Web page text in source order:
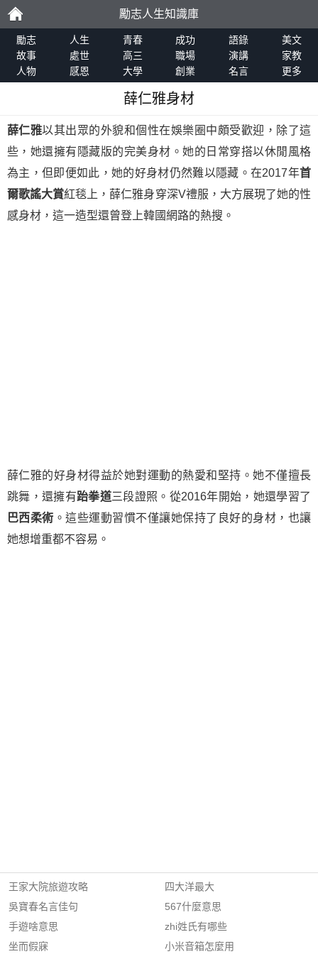
勵
志
勵志人生知識庫
勵志 人生 青春 成功 語錄
美文
故事
處世 高三 職場 演講
家教
人物
感恩 大學 創業 名言 更多
薛仁雅身材
薛仁雅以其出眾的外貌和個性在娛樂圈中頗受歡迎，除了這
些，她還擁有隱藏版的完美身材。她的日常穿搭以休閒風格
為主，但即便如此，她的好身材仍然難以隱藏。在2017年首
爾歌謠大賞紅毯上，薛仁雅身穿深V禮服，大方展現了她的性
感身材，這一造型還曾登上韓國網路的熱搜。
薛仁雅的好身材得益於她對運動的熱愛和堅持。她不僅擅長
跳舞，還擁有跆拳道三段證照。從2016年開始，她還學習了
巴西柔術 。這些運動習慣不僅讓她保持了良好的身材，也讓
她想增重都不容易。
王家大院旅遊攻略
吳寶春名言佳句
手遊啥意思
坐而假寐
四大洋最大
567什麼意思
zhi姓氏有哪些
小米音箱怎麼用